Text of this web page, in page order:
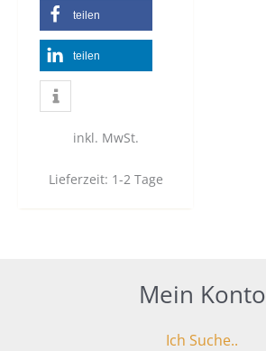
teilen
teilen
inkl. MwSt.
Lieferzeit: 1-2 Tage
Mein Konto
Ich Suche..